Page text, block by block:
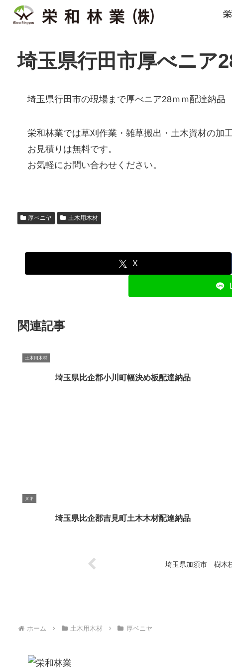
埼玉県行田市厚べニア
埼玉県行田市の現場まで厚べニア28ｍｍ配達納品
栄和林業では草刈作業・雑草搬出・土木資材の加
お見積りは無料です。
お気軽にお問い合わせください。
厚ベニヤ 土木用木材
X
関連記事
土木用木材
埼玉県比企郡小川町幅決め板配達納品
ヌキ
埼玉県比企郡吉見町土木木材配達納品
埼玉県加須市 樹木
ホーム 土木用木材 厚ベニヤ